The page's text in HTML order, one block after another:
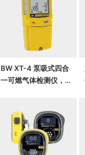
BW XT-4 泵吸式四合
一可燃气体检测仪，